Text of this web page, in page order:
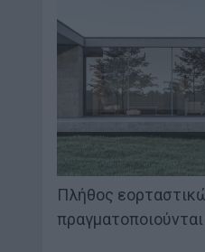
Πλήθος